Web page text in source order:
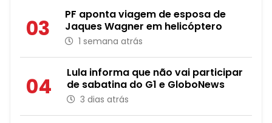
03
PF aponta viagem de esposa de
Jaques Wagner em helicóptero
1 semana atrás
04
Lula informa que não vai participar
de sabatina do G1 e GloboNews
3 dias atrás